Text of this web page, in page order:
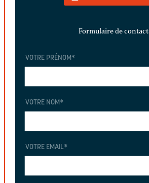
Formulaire de contact
VOTRE PRÉNOM *
VOTRE NOM *
VOTRE EMAIL*